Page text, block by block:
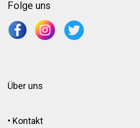
Folge uns
Über uns
• Kontakt